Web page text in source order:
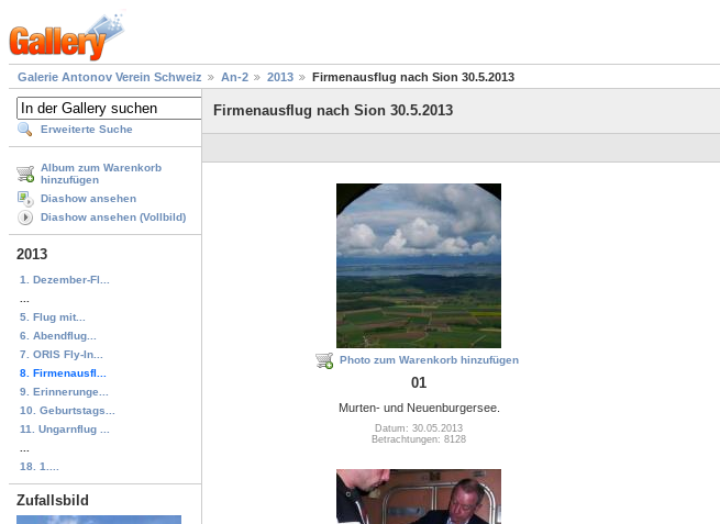
Galerie Antonov Verein Schweiz An-2 2013 Firmenausflug nach Sion 30.5.2013
Erweiterte Suche
Album zum Warenkorb
hinzufügen
Diashow ansehen
Diashow ansehen (Vollbild)
2013
1. Dezember-Fl...
5. Flug mit...
6. Abendflug...
7. ORIS Fly-In...
8. Firmenausfl...
9. Erinnerunge...
10. Geburtstags...
11. Ungarnflug ...
18. 1....
Zufallsbild
Firmenausflug nach Sion 30.5.2013
Photo zum Warenkorb hinzufügen
01
Murten- und Neuenburgersee.
Datum: 30.05.2013
Betrachtungen: 8128